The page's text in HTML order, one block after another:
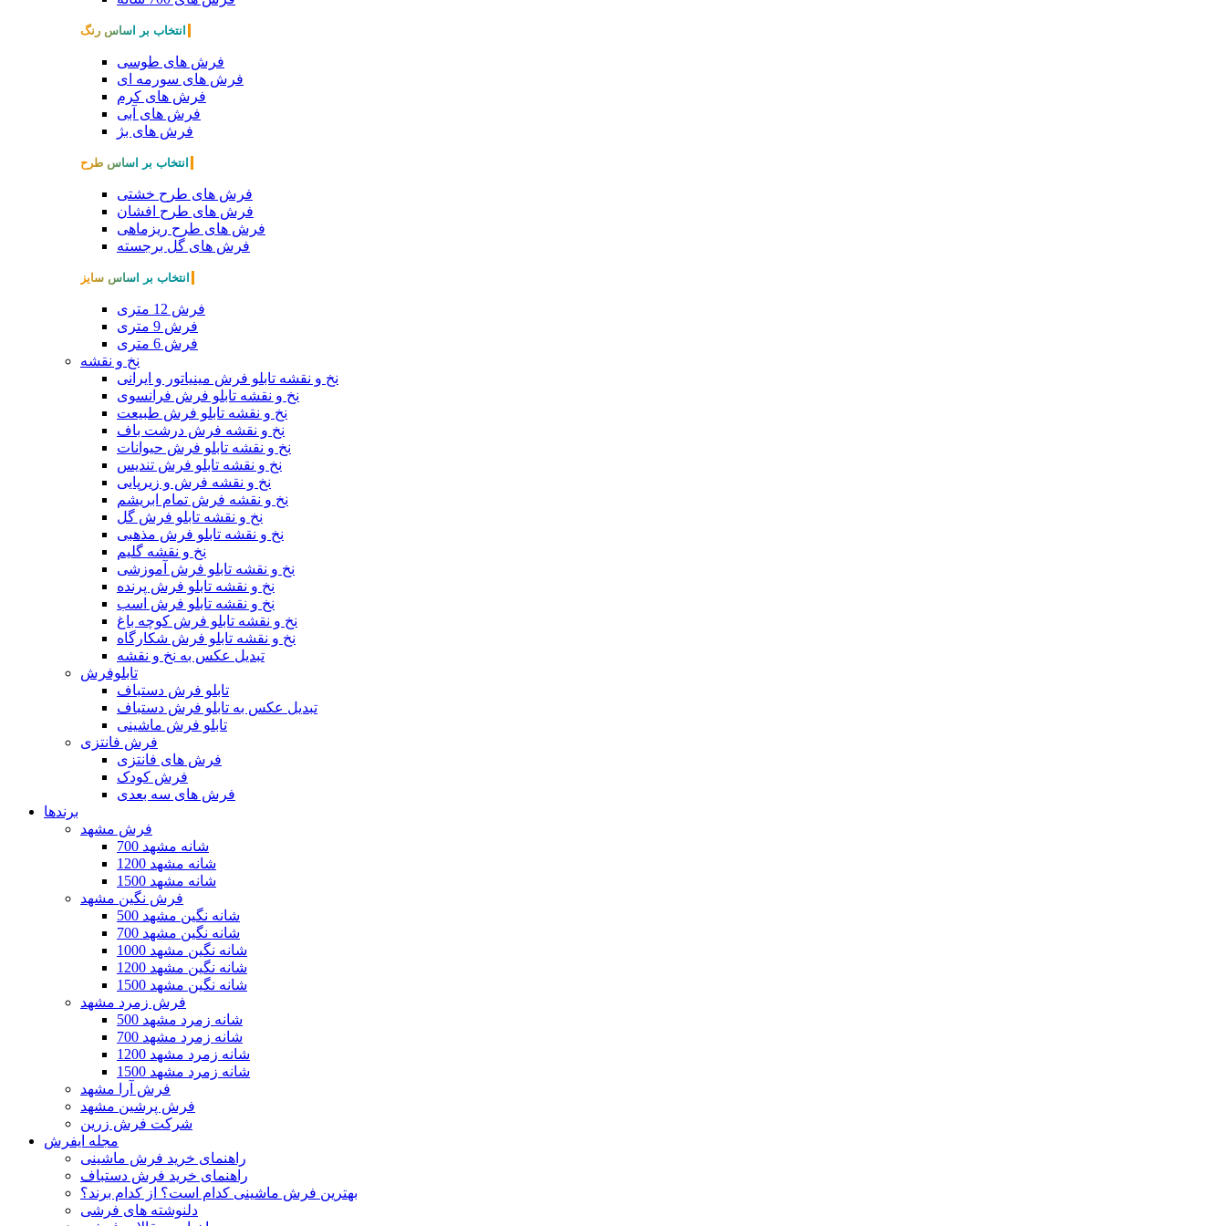
انتخاب بر اساس رنگ
فرش های طوسی
فرش های سورمه ای
فرش های کرم
فرش های آبی
فرش های بژ
انتخاب بر اساس طرح
فرش های طرح خشتی
فرش های طرح افشان
فرش های طرح ریزماهی
فرش های گل برجسته
انتخاب بر اساس سایز
فرش 12 متری
فرش 9 متری
فرش 6 متری
نخ و نقشه
نخ و نقشه تابلو فرش مینیاتور و ایرانی
نخ و نقشه تابلو فرش فرانسوی
نخ و نقشه تابلو فرش طبیعت
نخ و نقشه فرش درشت باف
نخ و نقشه تابلو فرش حیوانات
نخ و نقشه تابلو فرش تندیس
نخ و نقشه فرش و زیرپایی
نخ و نقشه فرش تمام ابریشم
نخ و نقشه تابلو فرش گل
نخ و نقشه تابلو فرش مذهبی
نخ و نقشه گلیم
نخ و نقشه تابلو فرش آموزشی
نخ و نقشه تابلو فرش پرنده
نخ و نقشه تابلو فرش اسب
نخ و نقشه تابلو فرش کوچه باغ
نخ و نقشه تابلو فرش شکارگاه
تبدیل عکس به نخ و نقشه
تابلوفرش
تابلو فرش دستباف
تبدیل عکس به تابلو فرش دستباف
تابلو فرش ماشینی
فرش فانتزی
فرش های فانتزی
فرش کودک
فرش های سه بعدی
برندها
فرش مشهد
700 شانه مشهد
1200 شانه مشهد
1500 شانه مشهد
فرش نگین مشهد
500 شانه نگین مشهد
700 شانه نگین مشهد
1000 شانه نگین مشهد
1200 شانه نگین مشهد
1500 شانه نگین مشهد
فرش زمرد مشهد
500 شانه زمرد مشهد
700 شانه زمرد مشهد
1200 شانه زمرد مشهد
1500 شانه زمرد مشهد
فرش آرا مشهد
فرش پرشین مشهد
شرکت فرش زرین
مجله ایفرش
راهنمای خرید فرش ماشینی
راهنمای خرید فرش دستباف
بهترین فرش ماشینی کدام است؟ از کدام برند؟
دلنوشته های فرشی